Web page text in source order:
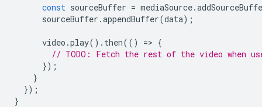
const sourceBuffer = mediaSource.
sourceBuffer .appendBuffer(data);
video .play(). then(() => {
// TODO: Fetch the rest of the video when
});
}
});
}